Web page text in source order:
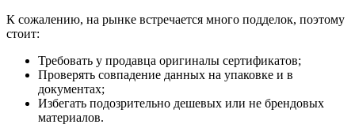
К сожалению, на рынке встречается много подделок, поэтому
стоит:
Требовать у продавца оригиналы сертификатов;
Проверять совпадение данных на упаковке и в
документах;
Избегать подозрительно дешевых или не брендовых
материалов.